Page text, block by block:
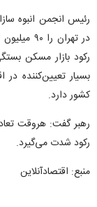
رئیس انجمن انبوه
در
رکود بازار مسکن
کشور دارد.
رهبر گفت: هروقت
رکود شدت می‌گیرد.
منبع: اقتصادآنلاین